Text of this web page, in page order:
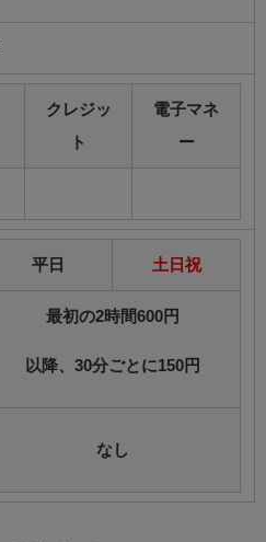
クレジッ
ト
電子マネ
ー
平日 土日祝
最初の2時間600円
以降、30分ごとに150円
なし